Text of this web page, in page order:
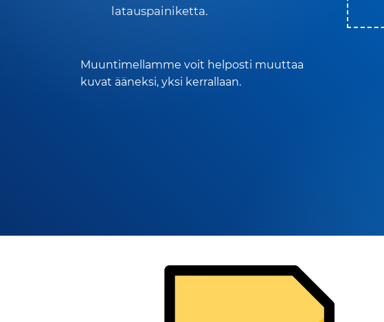
latauspainiketta.
Muuntimellamme voit helposti muuttaa
kuvat ääneksi, yksi kerrallaan.